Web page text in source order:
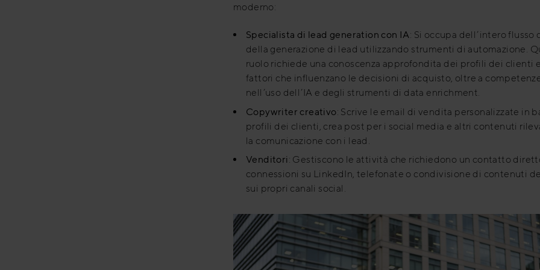
moderno:
Specialista di lead generation con IA: Si occupa dell’intero flusso
della generazione di lead utilizzando strumenti di automazione.
ruolo richiede una conoscenza approfondita dei profili dei clienti
fattori che influenzano le decisioni di acquisto, oltre a
nell’uso dell’IA e degli strumenti di data enrichment.
Copywriter creativo: Scrive le email di vendita personalizzate in
profili dei clienti, crea post per i social media e altri contenuti
la comunicazione con i lead.
Venditori : Gestiscono le attività che richiedono un contatto
connessioni su LinkedIn, telefonate o condivisione di contenuti
sui propri canali social.